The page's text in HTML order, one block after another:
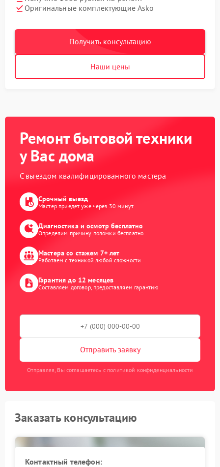
Оригинальные комплектующие Asko
Получить консультацию
Наши цены
Ремонт бытовой техники
у Вас дома
С выездом квалифицированного мастера
Срочный выезд
Мастер приедет уже через 30 минут
Диагностика и осмотр бесплатно
Определим причину поломки бесплатно
Мастера со стажем 7+ лет
Работаем с техникой любой сложности
Гарантия до 12 месяцев
Составляем договор, предоставляем гарантию
Отправить заявку
Отправляя, Вы соглашаетесь с политикой конфиденциальности
Заказать консультацию
Контактный телефон: